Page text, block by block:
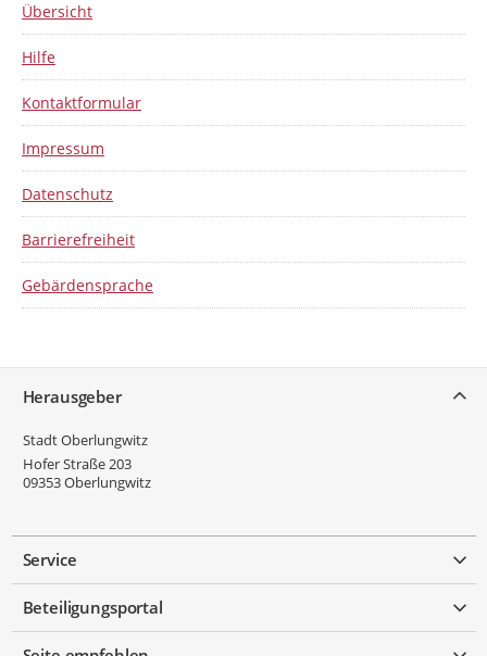
Übersicht
Hilfe
Kontaktformular
Impressum
Datenschutz
Barrierefreiheit
Gebärdensprache
Herausgeber
Stadt Oberlungwitz
Hofer Straße 203
09353Oberlungwitz
Service
Beteiligungsportal